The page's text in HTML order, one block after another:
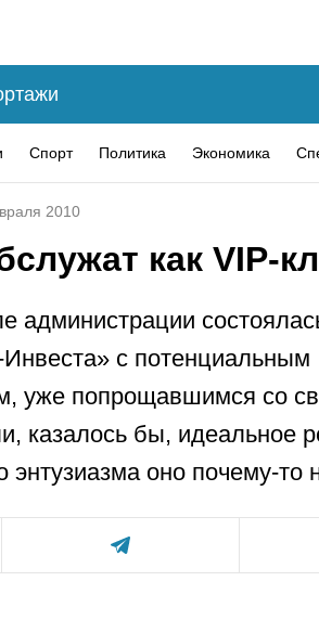
Спорт Политика Экономика
2010
как VIP-
администрации
с потенциальным
уже попрощавшимся со
казалось бы, идеальное
энтузиазма оно почему-то